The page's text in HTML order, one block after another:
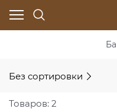
Без сортировки
Товаров: 2